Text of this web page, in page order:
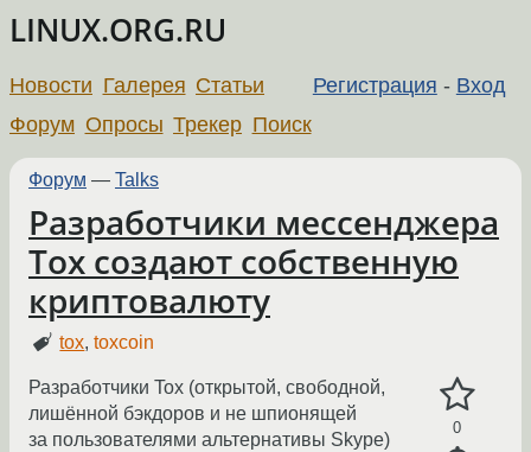
LINUX.ORG.RU
Регистрация - Вход
Новости Галерея Статьи
Форум Опросы Трекер Поиск
Форум — Talks
Разработчики мессенджера
Tox создают собственную
криптовалюту
tox,toxcoin
0
Разработчики Tox (открытой, свободной,
лишённой бэкдоров и не шпионящей
за пользователями альтернативы Skype)